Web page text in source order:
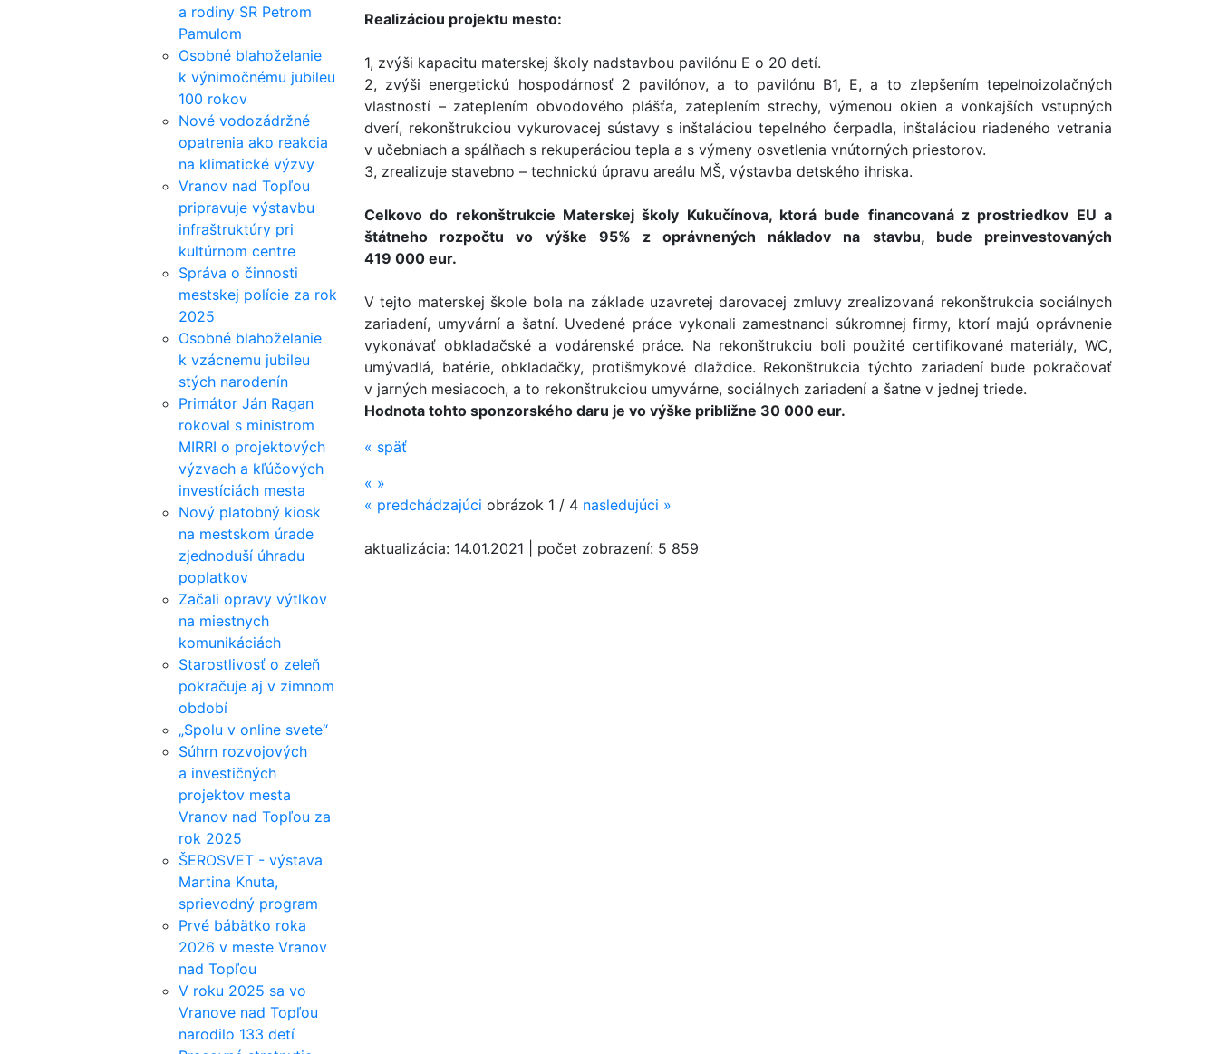
a rodiny SR Petrom
Pamulom
Osobné blahoželanie
k výnimočnému jubileu
100 rokov
Nové vodozádržné
opatrenia ako reakcia
na klimatické výzvy
Vranov nad Topľou
pripravuje výstavbu
infraštruktúry pri
kultúrnom centre
Správa o činnosti
mestskej polície za rok
2025
Osobné blahoželanie
k vzácnemu jubileu
stých narodenín
Primátor Ján Ragan
rokoval s ministrom
MIRRI o projektových
výzvach a kľúčových
investíciách mesta
Nový platobný kiosk
na mestskom úrade
zjednoduší úhradu
poplatkov
Začali opravy výtlkov
na miestnych
komunikáciách
Starostlivosť o zeleň
pokračuje aj v zimnom
období
„Spolu v online svete“
Súhrn rozvojových
a investičných
projektov mesta
Vranov nad Topľou za
rok 2025
ŠEROSVET - výstava
Martina Knuta,
sprievodný program
Prvé bábätko roka
2026 v meste Vranov
nad Topľou
V roku 2025 sa vo
Vranove nad Topľou
narodilo 133 detí
Realizáciou projektu mesto:
1, zvýši kapacitu materskej školy nadstavbou pavilónu E o 20 detí.
2, zvýši energetickú hospodárnosť 2 pavilónov, a to pavilónu B1, E, a to zlepšením tepelnoizolačných
vlastností – zateplením obvodového plášťa, zateplením strechy, výmenou okien a vonkajších vstupných
dverí, rekonštrukciou vykurovacej sústavy s inštaláciou tepelného čerpadla, inštaláciou riadeného vetrania
v učebniach a spálňach s rekuperáciou tepla a s výmeny osvetlenia vnútorných priestorov.
3, zrealizuje stavebno – technickú úpravu areálu MŠ, výstavba detského ihriska.
Celkovo do rekonštrukcie Materskej školy Kukučínova, ktorá bude financovaná z prostriedkov EU a
štátneho rozpočtu vo výške 95% z oprávnených nákladov na stavbu, bude preinvestovaných
419 000 eur.
V tejto materskej škole bola na základe uzavretej darovacej zmluvy zrealizovaná rekonštrukcia sociálnych
zariadení, umyvární a šatní. Uvedené práce vykonali zamestnanci súkromnej firmy, ktorí majú oprávnenie
vykonávať obkladačské a vodárenské práce. Na rekonštrukciu boli použité certifikované materiály, WC,
umývadlá, batérie, obkladačky, protišmykové dlaždice. Rekonštrukcia týchto zariadení bude pokračovať
v jarných mesiacoch, a to rekonštrukciou umyvárne, sociálnych zariadení a šatne v jednej triede.
Hodnota tohto sponzorského daru je vo výške približne 30 000 eur.
« späť
« »
« predchádzajúci obrázok 1 / 4 nasledujúci »
aktualizácia: 14.01.2021 počet zobrazení: 5 859